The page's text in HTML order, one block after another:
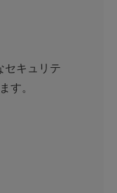
セキュリテ
す。